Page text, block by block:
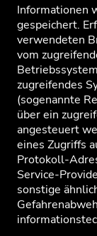
Informationen
gespeichert.
verwendeten
vom
zugreifendes
(sogenannte
über ein
angesteuert
eines Zugriffs
Protokoll-
Service-
sonstige